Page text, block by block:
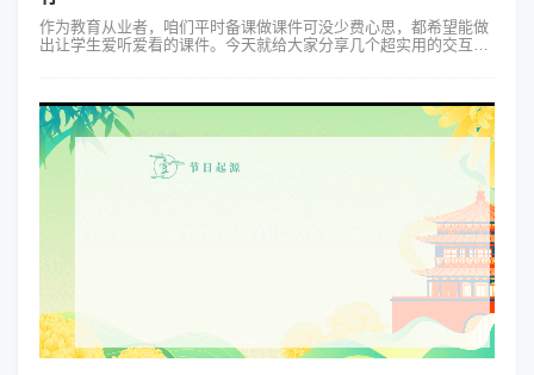
作为教育从业者，咱们平时备课做课件可没少费心思，都希望能做
出让学生爱听爱看的课件。今天就给大家分享几个超实用的交互类